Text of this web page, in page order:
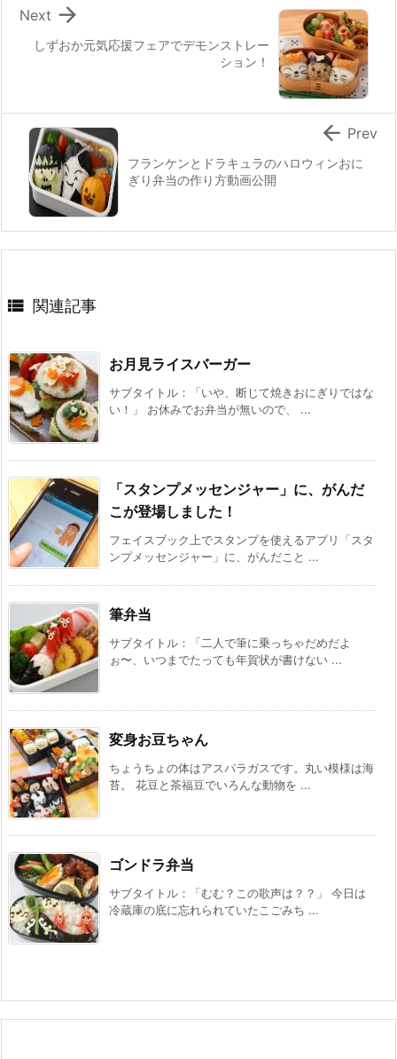
しずおか元気応援フェアでデモンストレー
ション！

Next
フランケンとドラキュラのハロウィンおに
ぎり弁当の作り方動画公開
 Prev
 関連記事
お月見ライスバーガー
サブタイトル：「いや、断じて焼きおにぎりではな
い！」 お休みでお弁当が無いので、 ...
「スタンプメッセンジャー」に、がんだ
こが登場しました！
フェイスブック上でスタンプを使えるアプリ「スタ
ンプメッセンジャー」に、がんだこと ...
筆弁当
サブタイトル：「二人で筆に乗っちゃだめだよ
ぉ〜、いつまでたっても年賀状が書けない ...
変身お豆ちゃん
ちょうちょの体はアスパラガスです。丸い模様は海
苔。 花豆と茶福豆でいろんな動物を ...
ゴンドラ弁当
サブタイトル：「むむ？この歌声は？？」 今日は
冷蔵庫の底に忘れられていたこごみち ...